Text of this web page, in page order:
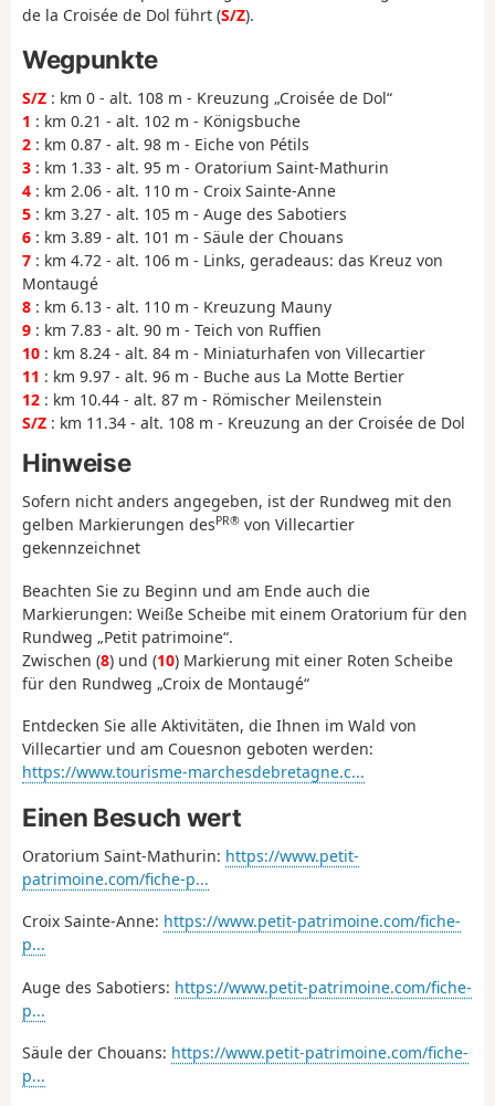
de la Croisée de Dol führt (S/Z).
Wegpunkte
S/Z : km 0 - alt. 108 m - Kreuzung „Croisée de Dol“
1 : km 0.21 - alt. 102 m - Königsbuche
2 : km 0.87 - alt. 98 m - Eiche von Pétils
3 : km 1.33 - alt. 95 m - Oratorium Saint-Mathurin
4 : km 2.06 - alt. 110 m - Croix Sainte-Anne
5 : km 3.27 - alt. 105 m - Auge des Sabotiers
6 : km 3.89 - alt. 101 m - Säule der Chouans
7 : km 4.72 - alt. 106 m - Links, geradeaus: das Kreuz von
Montaugé
8 : km 6.13 - alt. 110 m - Kreuzung Mauny
9 : km 7.83 - alt. 90 m - Teich von Ruffien
10 : km 8.24 - alt. 84 m - Miniaturhafen von Villecartier
11 : km 9.97 - alt. 96 m - Buche aus La Motte Bertier
12 : km 10.44 - alt. 87 m - Römischer Meilenstein
S/Z : km 11.34 - alt. 108 m - Kreuzung an der Croisée de Dol
Hinweise
Sofern nicht anders angegeben, ist der Rundweg mit den
gelben Markierungen desPR® von Villecartier
gekennzeichnet
Beachten Sie zu Beginn und am Ende auch die
Markierungen: Weiße Scheibe mit einem Oratorium für den
Rundweg „Petit patrimoine“.
Zwischen (8) und (10) Markierung mit einer Roten Scheibe
für den Rundweg „Croix de Montaugé“
Entdecken Sie alle Aktivitäten, die Ihnen im Wald von
Villecartier und am Couesnon geboten werden:
https://www.tourisme-marchesdebretagne.c...
Einen Besuch wert
Oratorium Saint-Mathurin: https://www.petit-
patrimoine.com/fiche-p...
Croix Sainte-Anne: https://www.petit-patrimoine.com/fiche-
p...
Auge des Sabotiers: https://www.petit-patrimoine.com/fiche-
p...
Säule der Chouans: https://www.petit-patrimoine.com/fiche-
p...